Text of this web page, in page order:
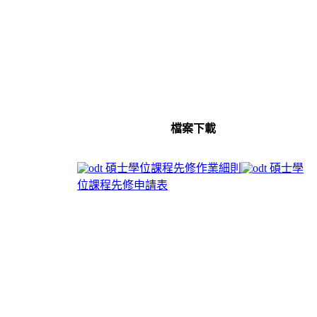
檔案下載
碩士學位課程先修作業細則
碩士學
位課程先修申請表